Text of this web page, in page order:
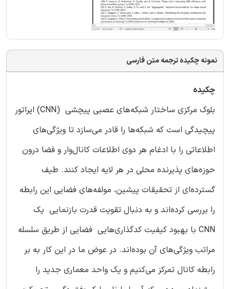
نمونه چکیده ترجمه متن فارسی
چکیده
بلوک مرکزی ساختار شبکه‌های عصبی پیچشی (CNN) اپراتور
پیچیدگی است که شبکه‌ها را قادر می‌سازد تا ویژگی‌های
اطلاعاتی را با ادغام هر دوی اطلاعات کانال‌وار و فضا درون
حوزه‌های پذیرنده محلی در هر لایه ایجاد کنند. طیف
گسترده‌ای از تحقیقات پیشین، مولفه‌های فضایی این رابطه
را بررسی کرده‌اند و به دنبال تقویت قدرت بازنمایی یک
CNN با بهبود کیفیت کدگذاری‌هایی فضایی از طریق سلسله
مراتب ویژگی‌های آن بوده‌اند. در عوض ما در این کار به بر
رابطه کانال تمرکز می‌‌کنیم و یک واحد معماری جدید را